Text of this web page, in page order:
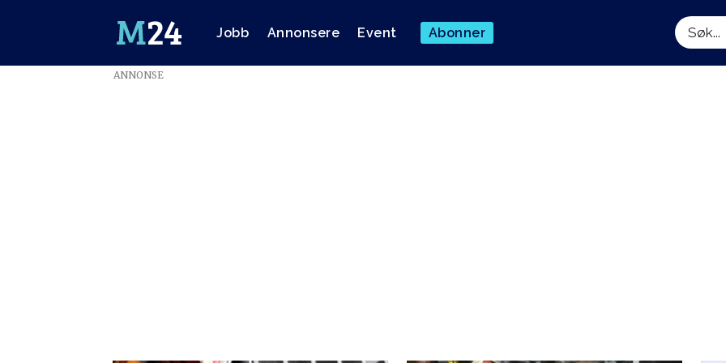
Jobb Annonsere Event Abonner
Søk
Emne:ANNONSE